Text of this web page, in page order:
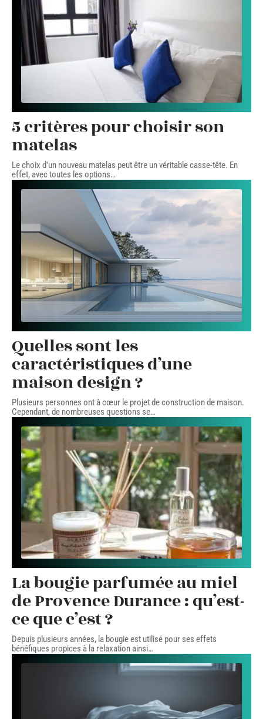
5 critères pour choisir son
matelas
Le choix d'un nouveau matelas peut être un véritable casse-tête. En
effet, avec toutes les options…
Quelles sont les
caractéristiques d’une
maison design ?
Plusieurs personnes ont à cœur le projet de construction de maison.
Cependant, de nombreuses questions se…
La bougie parfumée au miel
de Provence Durance : qu’est-
ce que c’est ?
Depuis plusieurs années, la bougie est utilisé pour ses effets
bénéfiques propices à la relaxation ainsi…